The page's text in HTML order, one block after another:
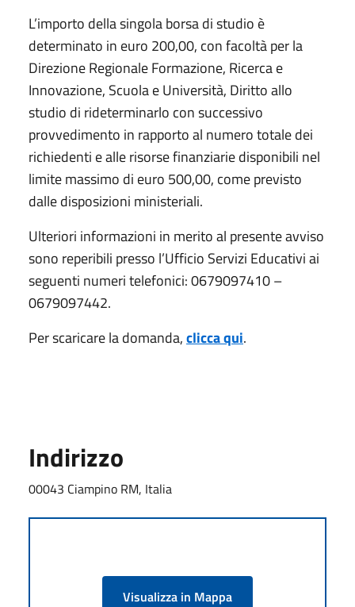
L’importo della singola borsa di studio è
determinato in euro 200,00, con facoltà per la
Direzione Regionale Formazione, Ricerca e
Innovazione, Scuola e Università, Diritto allo
studio di rideterminarlo con successivo
provvedimento in rapporto al numero totale dei
richiedenti e alle risorse finanziarie disponibili nel
limite massimo di euro 500,00, come previsto
dalle disposizioni ministeriali.
Ulteriori informazioni in merito al presente avviso
sono reperibili presso l’Ufficio Servizi Educativi ai
seguenti numeri telefonici: 0679097410 –
0679097442.
Per scaricare la domanda,clicca qui.
Indirizzo
00043 Ciampino RM, Italia
Visualizza in Mappa